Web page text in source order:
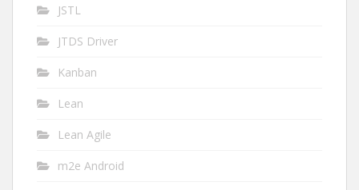
JSTL
JTDS Driver
Kanban
Lean
Lean Agile
m2e Android